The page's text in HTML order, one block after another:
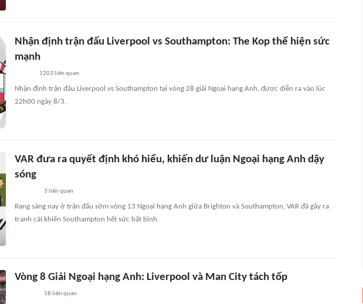
Nhận định trận đấu Liverpool vs Southampton: The Kop thể hiện sức
mạnh
1203 liên quan
Nhận định trận đấu Liverpool vs Southampton tại vòng 28 giải Ngoại hạng Anh, được diễn ra vào lúc
22h00 ngày 8/3.
VAR đưa ra quyết định khó hiểu, khiến dư luận Ngoại hạng Anh dậy
sóng
3 liên quan
Rạng sáng nay ở trận đấu sớm vòng 13 Ngoại hạng Anh giữa Brighton và Southampton, VAR đã gây ra
tranh cãi khiến Southampton hết sức bất bình.
Vòng 8 Giải Ngoại hạng Anh: Liverpool và Man City tách tốp
18 liên quan